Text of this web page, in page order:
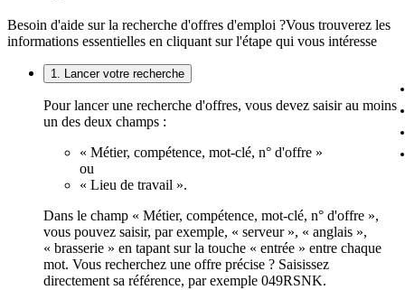
Besoin d'aide sur la recherche d'offres d'emploi ?Vous trouverez les
informations essentielles en cliquant sur l'étape qui vous intéresse
1. Lancer votre recherche
Pour lancer une recherche d'offres, vous devez saisir au moins
un des deux champs :
« Métier, compétence, mot-clé, n° d'offre »
ou
« Lieu de travail ».
Dans le champ « Métier, compétence, mot-clé, n° d'offre »,
vous pouvez saisir, par exemple, « serveur », « anglais »,
« brasserie » en tapant sur la touche « entrée » entre chaque
mot. Vous recherchez une offre précise ? Saisissez
directement sa référence, par exemple 049RSNK.